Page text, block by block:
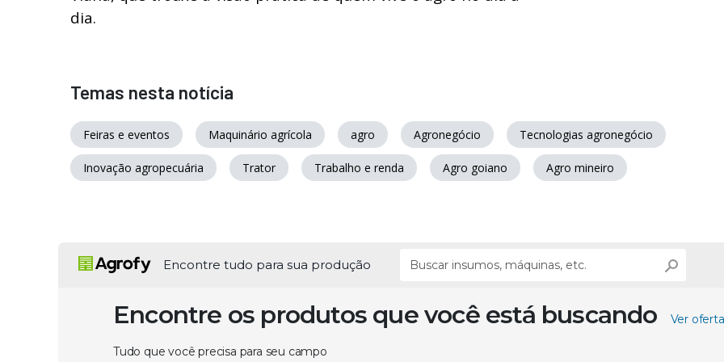
dia.
Temas nesta notícia
Feiras e eventos Maquinário agrícola agro Agronegócio Tecnologias agronegócio
Inovação agropecuária Trator Trabalho e renda Agro goiano Agro mineiro
Encontre tudo para sua produção
Encontre os produtos que você está buscando Ver
Tudo que você precisa para seu campo